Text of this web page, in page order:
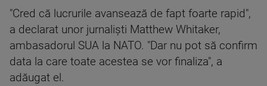
"Cred că lucrurile avansează de fapt foarte rapid",
a declarat unor jurnalişti Matthew Whitaker,
ambasadorul SUA la NATO. "Dar nu pot să confirm
data la care toate acestea se vor finaliza", a
adăugat el.